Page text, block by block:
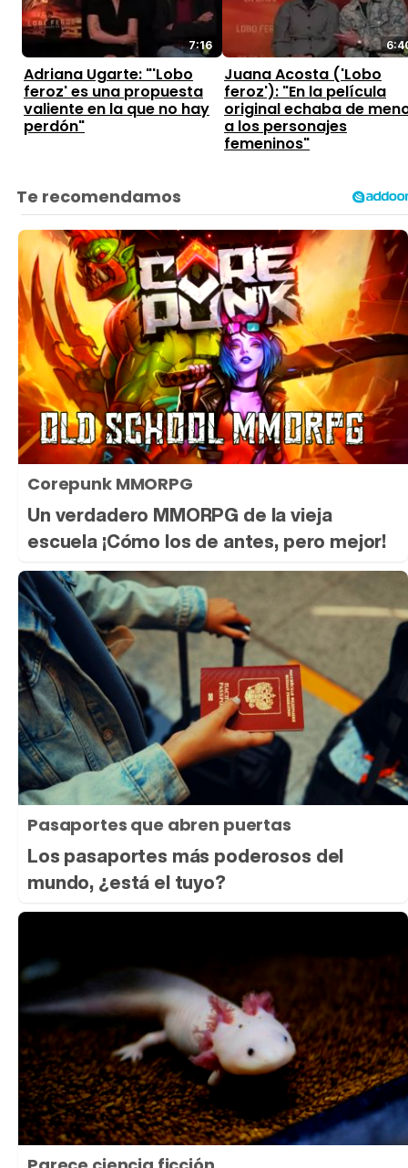
7:16
Adriana Ugarte: "'Lobo
feroz' es una propuesta
valiente en la que no hay
perdón"
Juana Acosta ('Lobo
feroz'): "En la película
original echaba de
a los personajes
femeninos"
Corepunk MMORPG
Un verdadero MMORPG de la vieja
escuela ¡Cómo los de antes, pero mejor!
Pasaportes que abren puertas
Los pasaportes más poderosos del
mundo, ¿está el tuyo?